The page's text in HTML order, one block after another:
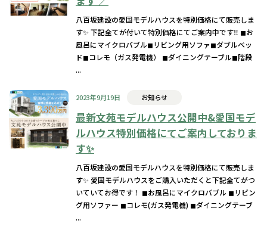
八百坂建設の愛国モデルハウスを特別価格にて販売しま
す✨ 下記全てが付いて特別価格にてご案内中です‼️ ◼︎お
風呂にマイクロバブル◼︎リビング用ソファ◼︎ダブルベッ
ド◼︎コレモ（ガス発電機） ◼︎ダイニングテーブル◼︎階段
...
2023年9月19日 お知らせ
最新文苑モデルハウス公開中&愛国モデ
ルハウス特別価格にてご案内しておりま
す✨
八百坂建設の愛国モデルハウスを特別価格にて販売しま
す✨ 愛国モデルハウスをご購入いただくと下記全てがつ
いていてお得です！ ◼︎お風呂にマイクロバブル ◼︎リビン
グ用ソファー ◼︎コレモ(ガス発電機) ◼︎ダイニングテーブ
...